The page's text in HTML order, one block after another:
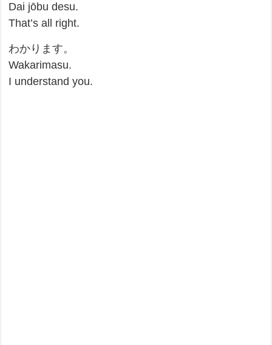
Dai jōbu desu.
That’s all right.
わかります。
Wakarimasu.
I understand you.